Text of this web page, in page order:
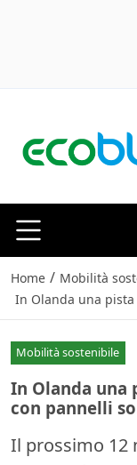
Home / Mobilità
In Olanda una
Mobilità sostenibile
In Olanda una
con pannelli
Il prossimo 12